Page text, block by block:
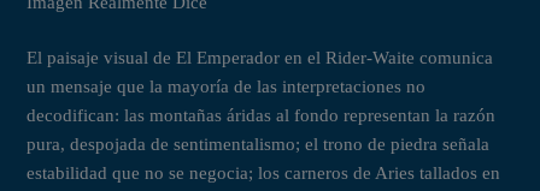
El paisaje visual de El Emperador en el Rider-Waite comunica
un mensaje que la mayoría de las interpretaciones no
decodifican: las montañas áridas al fondo representan la razón
pura, despojada de sentimentalismo; el trono de piedra señala
estabilidad que no se negocia; los carneros de Aries tallados en